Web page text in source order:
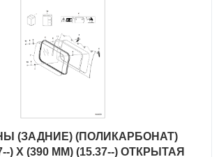
(ЗАДНИЕ) (ПОЛИКАРБОНАТ)
) X (390 ММ) (15.37--) ОТКРЫТАЯ